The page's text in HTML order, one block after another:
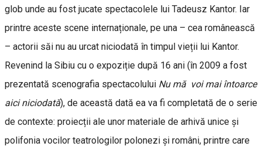
glob unde au fost jucate spectacolele lui Tadeusz Kantor. Iar
printre aceste scene internaționale, pe una – cea românească
– actorii săi nu au urcat niciodată în timpul vieții lui Kantor.
Revenind la Sibiu cu o expoziție după 16 ani (în 2009 a fost
prezentată scenografia spectacolului Nu mă voi mai întoarce
aici niciodată), de această dată ea va fi completată de o serie
de contexte: proiecții ale unor materiale de arhivă unice și
polifonia vocilor teatrologilor polonezi și români, printre care